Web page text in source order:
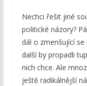
Nechci řešit jiné
politické názory?
dál o zmenšující
další by propadli
nich chce. Ale
ještě radikálnější